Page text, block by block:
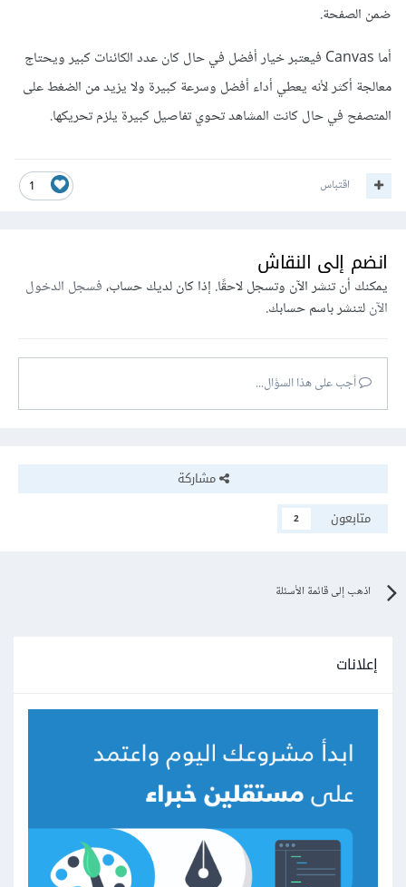
ضمن الصفحة.
أما Canvas فيعتبر خيار أفضل في حال كان عدد الكائنات كبير ويحتاج
معالجة أكثر لأنه يعطي أداء أفضل وسرعة كبيرة ولا يزيد من الضغط على
المتصفح في حال كانت المشاهد تحوي تفاصيل كبيرة يلزم تحريكها.
1 اقتباس
انضم إلى النقاش
يمكنك أن تنشر الآن وتسجل لاحقًا. إذا كان لديك حساب،فسجل الدخول
الآنلتنشر باسم حسابك.
أجب على هذا السؤال...
مشاركة
متابعون
2
اذهب إلى قائمة الأسئلة
إعلانات